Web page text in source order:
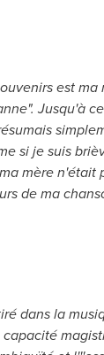
est
Jusqu'à
si je suis
mère n'était
de ma
dans la